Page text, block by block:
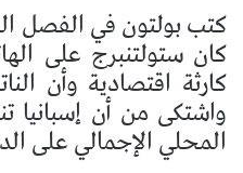
كتب بولتون في الفصل
كان ستولتنبرج على
كارثة اقتصادية وأن
المحلي الإجمالي على